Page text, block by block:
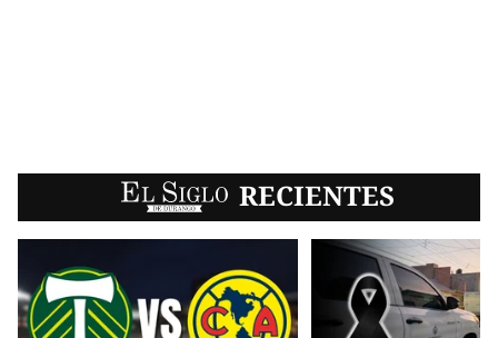
EL SIGLO RECIENTES